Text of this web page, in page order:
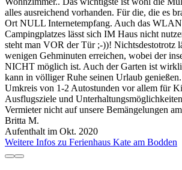
alles ausreichend vorhanden. Für die, die es
Ort NULL Internetempfang. Auch das WLAN
Campingplatzes lässt sich IM Haus nicht
steht man VOR der Tür ;-))! Nichtsdestotrotz
wenigen Gehminuten erreichen, wobei der
NICHT möglich ist. Auch der Garten ist
kann in völliger Ruhe seinen Urlaub
Umkreis von 1-2 Autostunden vor allem für
Ausflugsziele und
Vermieter nicht auf unsere Bemängelungen
Britta M.
Aufenthalt im Okt. 2020
Weitere Infos zu Ferienhaus Kate am Bodden